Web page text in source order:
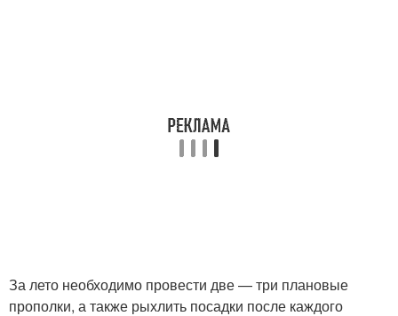
За лето необходимо провести две — три плановые
прополки, а также рыхлить посадки после каждого